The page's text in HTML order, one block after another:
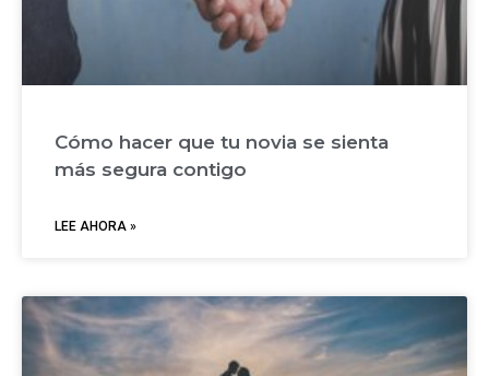
Cómo hacer que tu novia se sienta
más segura contigo
LEE AHORA »